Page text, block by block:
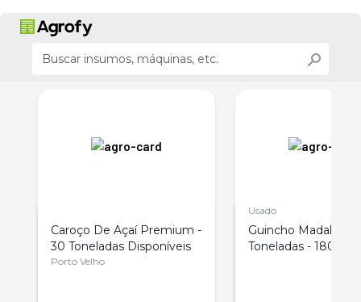
Caroço De Açaí Premium -
30 Toneladas Disponíveis
Porto Velho
Usado
Guincho Madal 9
Toneladas - 180º de